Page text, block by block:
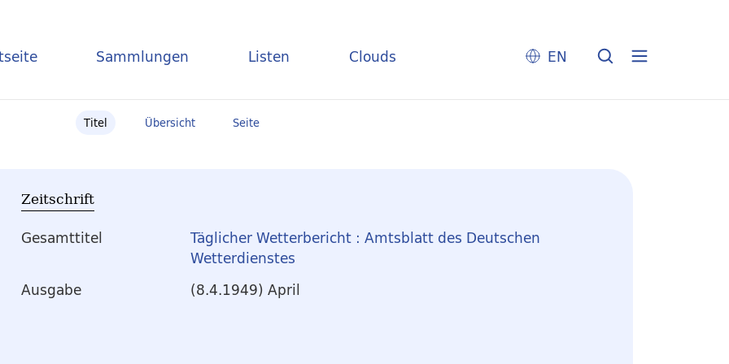
Sammlungen Listen Clouds EN
Titel Übersicht Seite
Zeitschrift
Gesamttitel
Täglicher Wetterbericht : Amtsblatt des Deutschen
Wetterdienstes
Ausgabe
(8.4.1949) April